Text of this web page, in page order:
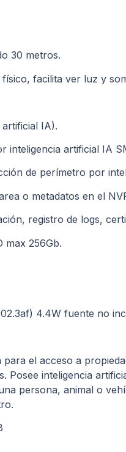
30 metros.
facilita ver luz y
artificial IA).
inteligencia artificial IA
de perímetro por
o metadatos en el
registro de logs,
max 256Gb.
4.4W fuente no
el acceso a
Posee inteligencia
persona, animal o